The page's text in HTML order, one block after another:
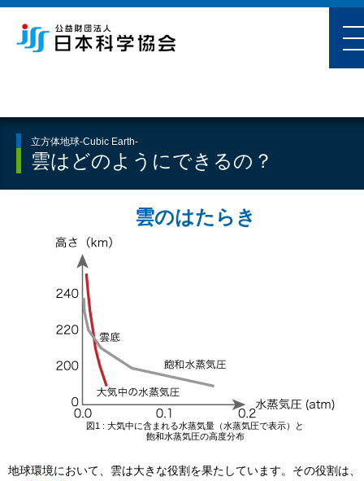
立方体地球-Cubic Earth-
雲はどのようにできるの？
雲のはたらき
図1 : 大気中に含まれる水蒸気量（水蒸気圧で表示）と
飽和水蒸気圧の高度分布
地球環境において、雲は大きな役割を果たしています。その役割は、